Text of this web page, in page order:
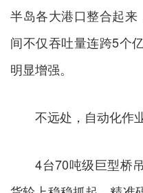
半岛各大港口整合起
间不仅吞吐量连跨5个
明显增强。
不远处，自动化作
4台70吨级巨型桥